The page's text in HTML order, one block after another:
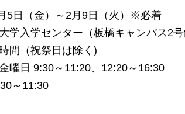
5日（金）～2月9日（火）※必着
学入学センター（板橋キャンパス2号
間（祝祭日は除く)
曜日 9:30～11:20、12:20～16:30
～11:30